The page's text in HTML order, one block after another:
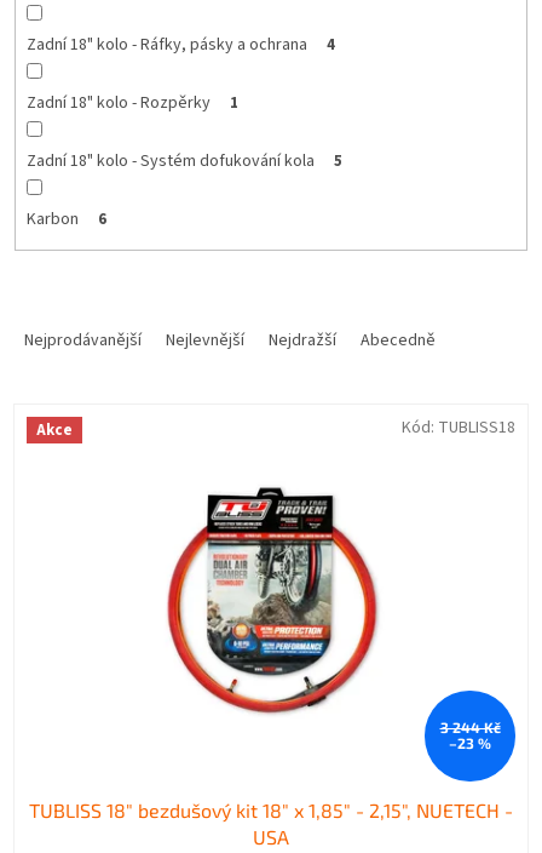
Zadní 18" kolo - Ráfky, pásky a ochrana 4
Zadní 18" kolo - Rozpěrky 1
Zadní 18" kolo - Systém dofukování kola 5
Karbon 6
Nejprodávanější Nejlevnější Nejdražší Abecedně
Akce
3 244 Kč
–23 %
TUBLISS 18" bezdušový kit 18" x 1,85" - 2,15", NUETECH -
USA
Kód: TUBLISS18